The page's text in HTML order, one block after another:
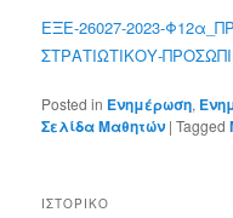
ΕΞΕ-26027-2023-
ΣΤΡΑΤΙΩΤΙΚΟΥ-
Posted in Ενημέρωση,
Σελίδα Μαθητών |Tagged
ΙΣΤΟΡΙΚΌ